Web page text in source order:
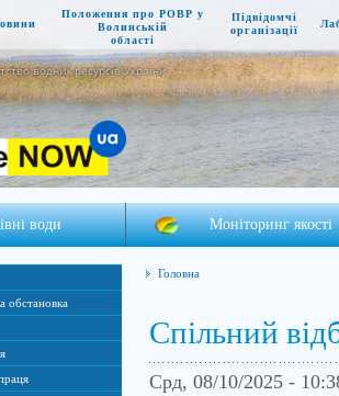
Положення про РОВР у
Волинській
області
Підвідомчі
організації
водних ресурсів України
води Моніторинг якості
обстановка
Головна
Cпільний
Срд, 08/10/2025 -